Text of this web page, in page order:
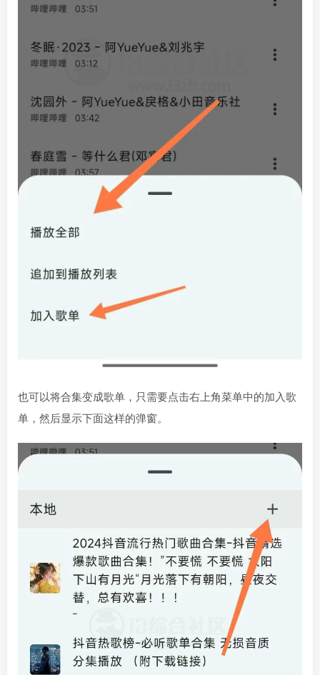
也可以将合集变成歌单，只需要点击右上角菜单中的加入歌
单，然后显示下面这样的弹窗。